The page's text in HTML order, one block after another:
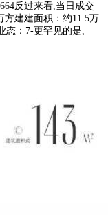
反过来看,当日成交
方建建面积：约11.5万
态：7-更罕见的是,